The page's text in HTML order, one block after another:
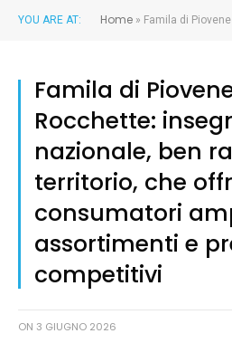
YOU ARE AT: Home » Famila di Piovene Rocchette: insegna nazionale,
Famila di
Rocchette:
nazionale, ben
territorio, che
consumatori
assortimenti e
competitivi
ON 3 GIUGNO 2026